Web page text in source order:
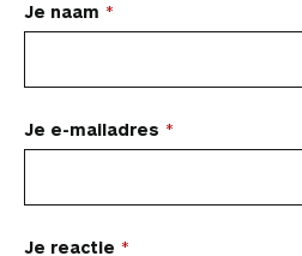
L
a
t
e
n
Je naam
Je e-mailadres
Je reactie